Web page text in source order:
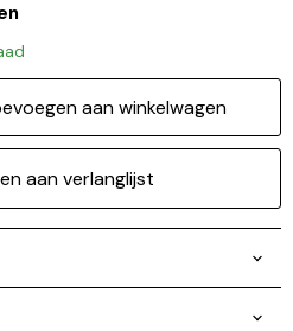
aan winkelwagen
aan verlanglijst